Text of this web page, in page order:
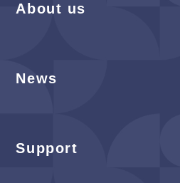
About us
News
Support